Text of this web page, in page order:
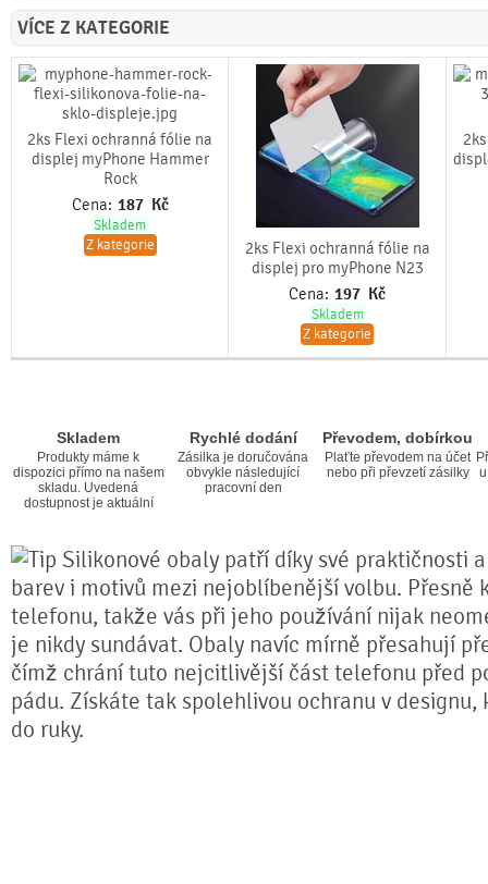
VÍCE Z KATEGORIE
2ks Flexi ochranná fólie na
displej myPhone Hammer
Rock
Cena: 187 Kč
Skladem
Z kategorie
2ks Flexi ochranná fólie na
displej pro myPhone N23
Cena: 197 Kč
Skladem
Z kategorie
Skladem
Produkty máme k
dispozici přímo na našem
skladu. Uvedená
dostupnost je aktuální
Rychlé dodání
Zásilka je doručována
obvykle následující
pracovní den
Převodem, dobírkou
Plaťte převodem na účet
nebo při převzetí zásilky
Silikonové obaly patří díky své praktičnosti
barev i motivů mezi nejoblíbenější volbu. Přesně
telefonu, takže vás při jeho používání nijak
je nikdy sundávat. Obaly navíc mírně přesahují
čímž chrání tuto nejcitlivější část telefonu před
pádu. Získáte tak spolehlivou ochranu v designu,
do ruky.